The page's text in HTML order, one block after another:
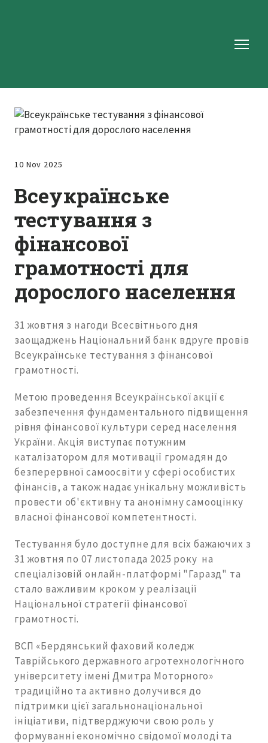
10 Nov 2025
Всеукраїнське
тестування з
фінансової
грамотності для
дорослого населення
31 жовтня з нагоди Всесвітнього дня
заощаджень Національний банк вдруге провів
Всеукраїнське тестування з фінансової
грамотності.
Метою проведення Всеукраїнської акції є
забезпечення фундаментального підвищення
рівня фінансової культури серед населення
України. Акція виступає потужним
каталізатором для мотивації громадян до
безперервної самоосвіти у сфері особистих
фінансів, а також надає унікальну можливість
провести об'єктивну та анонімну самооцінку
власної фінансової компетентності.
Тестування було доступне для всіх бажаючих з
31 жовтня по 07 листопада 2025 року на
спеціалізовій онлайн-платформі "Гаразд" та
стало важливим кроком у реалізації
Національної стратегії фінансової
грамотності.
ВСП «Бердянський фаховий коледж
Таврійського державного агротехнологічного
університету імені Дмитра Моторного»
традиційно та активно долучився до
підтримки цієї загальнонаціональної
ініціативи, підтверджуючи свою роль у
формуванні економічно свідомої молоді та